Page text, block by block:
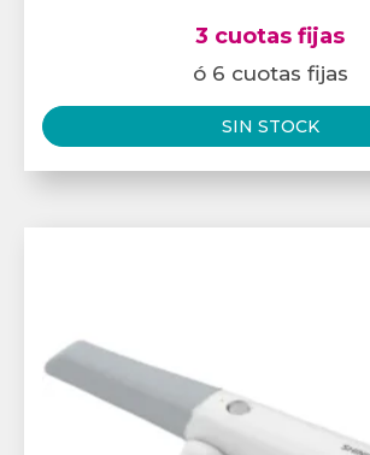
3 cuotas fijas
ó 6 cuotas fijas
SIN STOCK